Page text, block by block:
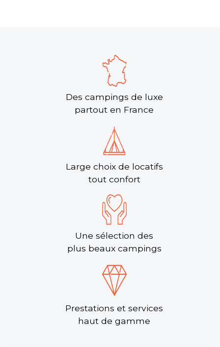
Des campings de luxe
partout en France
Large choix de locatifs
tout confort
Une sélection des
plus beaux campings
Prestations et services
haut de gamme